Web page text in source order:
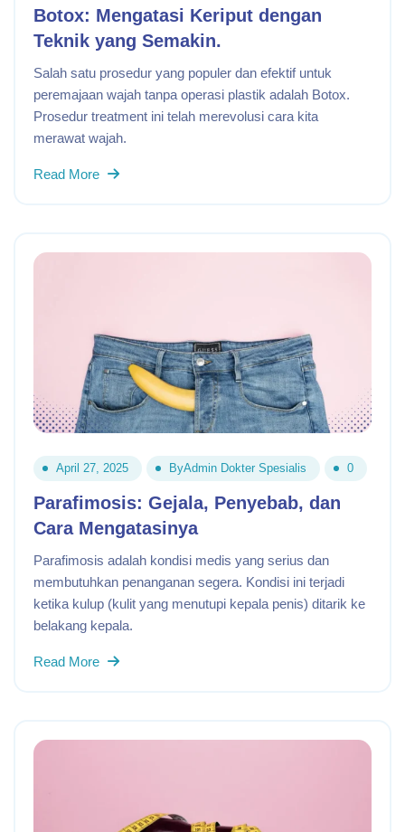
Botox: Mengatasi Keriput dengan
Teknik yang Semakin.
Salah satu prosedur yang populer dan efektif untuk
peremajaan wajah tanpa operasi plastik adalah Botox.
Prosedur treatment ini telah merevolusi cara kita
merawat wajah.
Read More
April 27, 2025 ByAdmin Dokter Spesialis 0
Parafimosis: Gejala, Penyebab, dan
Cara Mengatasinya
Parafimosis adalah kondisi medis yang serius dan
membutuhkan penanganan segera. Kondisi ini terjadi
ketika kulup (kulit yang menutupi kepala penis) ditarik ke
belakang kepala.
Read More